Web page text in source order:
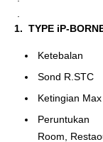
1. TYPE iP-
Ketebalan
Sond
Ketingian
Peruntukan
Room,